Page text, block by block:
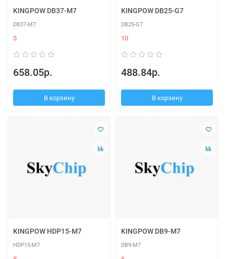
KINGPOW DB37-M7
DB37-M7
5
658.05р.
В корзину
KINGPOW DB25-G7
DB25-G7
10
488.84р.
В корзину
KINGPOW HDP15-M7
HDP15-M7
KINGPOW DB9-M7
DB9-M7